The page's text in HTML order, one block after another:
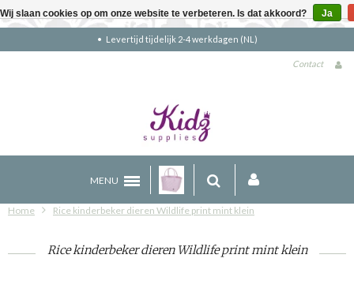
Gratis verzending boven €90 (NL)
Contact
MENU
Home Rice kinderbeker dieren Wildlife print mint klein
Rice kinderbeker dieren Wildlife print mint klein
Wij slaan cookies op om onze website te verbeteren. Is dat akkoord? Ja